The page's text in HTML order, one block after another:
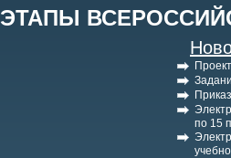
ЭТАПЫ
по 15